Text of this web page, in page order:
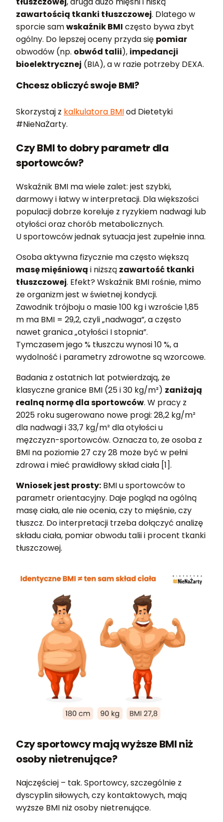
zawartością tkanki tłuszczowej. Dlatego w
sporcie samwskaźnik BMI często bywa zbyt
ogólny. Do lepszej oceny przyda się pomiar
obwodów (np. obwód talii), impedancji
bioelektrycznej (BIA), a w razie potrzeby DEXA.
Chcesz obliczyć swoje BMI?
Skorzystaj z kalkulatora BMIod Dietetyki
#NieNaŻarty.
Czy BMI to dobry parametr dla
sportowców?
Wskaźnik BMI ma wiele zalet: jest szybki,
darmowy i łatwy w interpretacji. Dla większości
populacji dobrze koreluje z ryzykiem nadwagi lub
otyłości oraz chorób metabolicznych.
U sportowców jednak sytuacja jest zupełnie inna.
Osoba aktywna fizycznie ma często większą
masę mięśniową i niższą zawartość tkanki
tłuszczowej. Efekt? Wskaźnik BMI rośnie, mimo
że organizm jest w świetnej kondycji.
Zawodnik trójboju o masie 100 kg i wzroście 1,85
m ma BMI = 29,2, czyli „nadwaga”, a często
nawet granica „otyłości I stopnia”.
Tymczasem jego % tłuszczu wynosi 10 %, a
wydolność i parametry zdrowotne są wzorcowe.
Badania z ostatnich lat potwierdzają, że
klasyczne granice BMI (25 i 30 kg/m²) zaniżają
realną normę dla sportowców. W pracy z
2025 roku sugerowano nowe progi: 28,2 kg/m²
dla nadwagi i 33,7 kg/m² dla otyłości u
mężczyzn-sportowców. Oznacza to, że osoba z
BMI na poziomie 27 czy 28 może być w pełni
zdrowa i mieć prawidłowy skład ciała [1].
Wniosek jest prosty: BMI u sportowców to
parametr orientacyjny. Daje pogląd na ogólną
masę ciała, ale nie ocenia, czy to mięśnie, czy
tłuszcz. Do interpretacji trzeba dołączyć analizę
składu ciała, pomiar obwodu talii i procent tkanki
tłuszczowej.
Czy sportowcy mają wyższe BMI niż
osoby nietrenujące?
Najczęściej – tak. Sportowcy, szczególnie z
dyscyplin siłowych, czy kontaktowych, mają
wyższe BMI niż osoby nietrenujące.